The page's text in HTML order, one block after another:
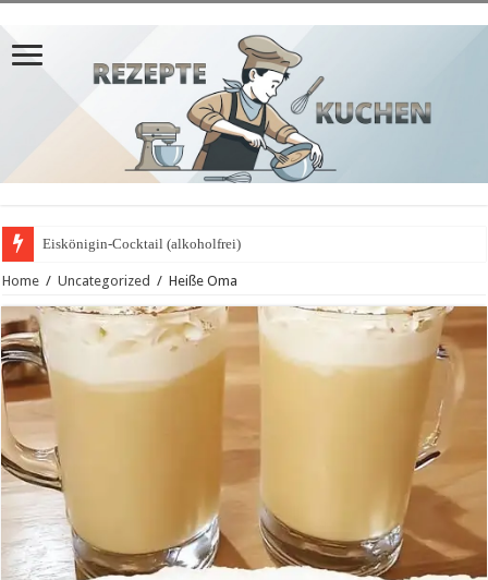
Eiskönigin-Cocktail (alkoholfrei)
Home / Uncategorized / Heiße Oma